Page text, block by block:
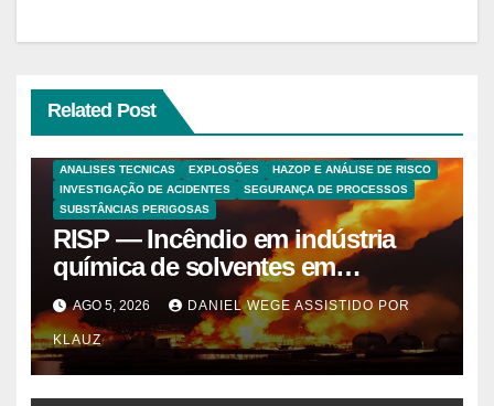
Related Post
ANALISES TECNICAS EXPLOSÕES
HAZOP E ANÁLISE DE RISCO
INVESTIGAÇÃO DE ACIDENTES
SEGURANÇA DE PROCESSOS
SUBSTÂNCIAS PERIGOSAS
RISP — Incêndio em indústria
química de solventes em
Itaquaquecetuba/SP
(UNIQUIMA/Quema)
AGO 5, 2026 DANIEL WEGE ASSISTIDO POR
KLAUZ